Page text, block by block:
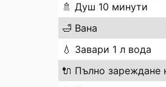
🚿 Душ 10 минути
🛁 Вана
💧 Завари 1 л вода
🔌 Пълно зареждане